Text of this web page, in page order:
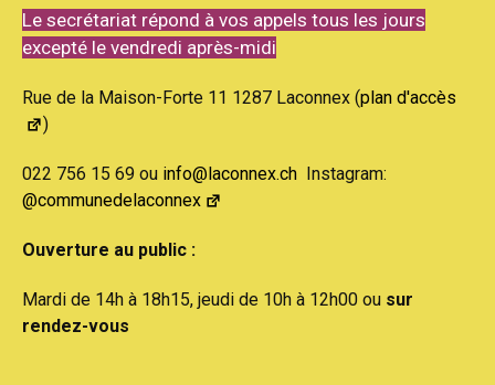
Le secrétariat répond à vos appels tous les jours
excepté le vendredi après-midi
Rue de la Maison-Forte 11 1287 Laconnex (plan d'accès
)
022 756 15 69 ou info@laconnex.ch Instagram:
@communedelaconnex
Ouverture au public :
Mardi de 14h à 18h15, jeudi de 10h à 12h00 ou sur
rendez-vous